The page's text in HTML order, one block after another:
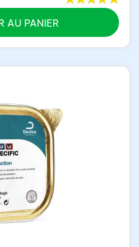
AU PANIER